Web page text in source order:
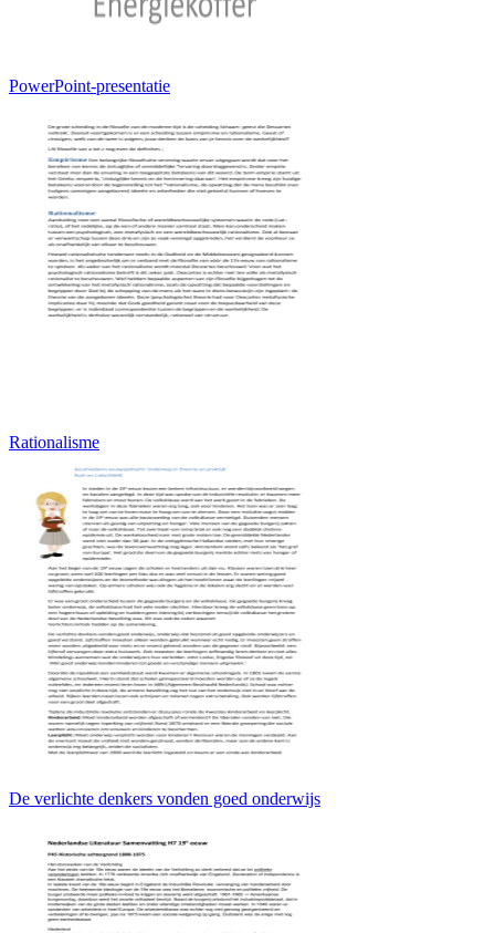
PowerPoint-presentatie
Rationalisme
De verlichte denkers vonden goed onderwijs